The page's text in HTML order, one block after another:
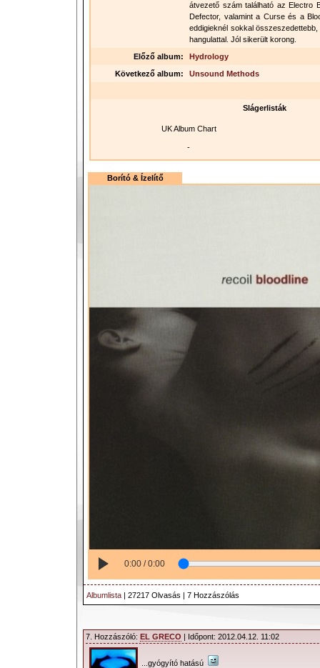
átvezető szám található az Electro
Defector, valamint a Curse és a
eddigieknél sokkal
hangulattal. Jól sikerült korong.
Előző album:
Hydrology
Következő album:
Unsound Methods
Slágerlisták
UK Album Chart
-
Borító & Ízelítő
0:00 / 0:00
Albumlista | 27217 Olvasás | 7 Hozzászólás
7. Hozzászóló: EL GRECO | Időpont: 2012.04.12. 11:02
...gyógyító hatású